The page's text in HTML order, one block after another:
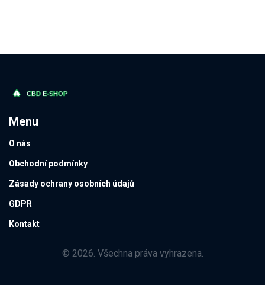
Menu
O nás
Obchodní podmínky
Zásady ochrany osobních údajů
GDPR
Kontakt
© 2026. Všechna práva vyhrazena.